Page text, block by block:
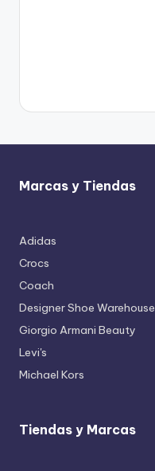
Marcas y Tiendas
Adidas
Crocs
Coach
Designer Shoe Warehouse
Giorgio Armani Beauty
Levi's
Michael Kors
Tiendas y Marcas